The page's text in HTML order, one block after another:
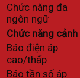
Chức năng đa
ngôn ngữ
Chức năng
Báo điện áp
cao/thấp
Báo tần số áp